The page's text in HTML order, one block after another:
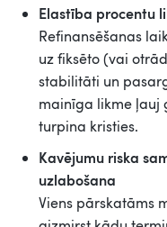
Elastība procentu
Refinansēšanas
uz fiksēto (vai
stabilitāti un
mainīga likme ļauj
turpina kristies.
Kavējumu riska
uzlabošana
Viens pārskatāms